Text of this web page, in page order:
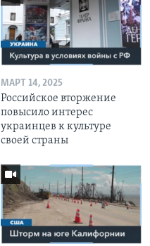
МАРТ 14, 2025
Российское вторжение
повысило интерес
украинцев к культуре
своей страны